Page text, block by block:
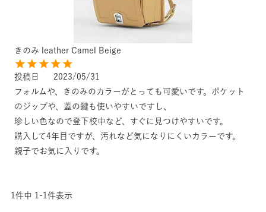
きのみ leather Camel Beige
投稿日
2023/05/31
フォルムや、きのみのカラーがとっても可愛いです。ポケット
のジップや、蓋の鍵も使いやすいですし、
珍しい色なので登下校中など、すぐに見つけやすいです。
購入して4年目ですが、汚れなど気になりにくいカラーです。
親子でお気に入りです。
1 件中 1 -1 件表示